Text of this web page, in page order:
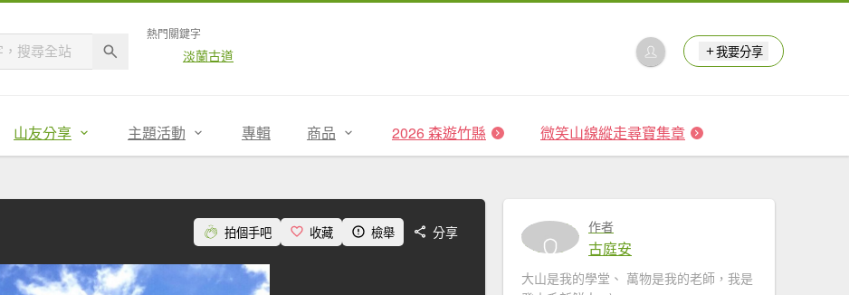
熱門關鍵字
淡蘭古道 我要分享
山友分享 主題活動 專輯 商品 2026 森遊竹縣 微笑山線縱走尋寶集章
拍個手吧 收藏 檢舉 分享 作者
古庭安
大山是我的學堂、 萬物是我的老師，我是